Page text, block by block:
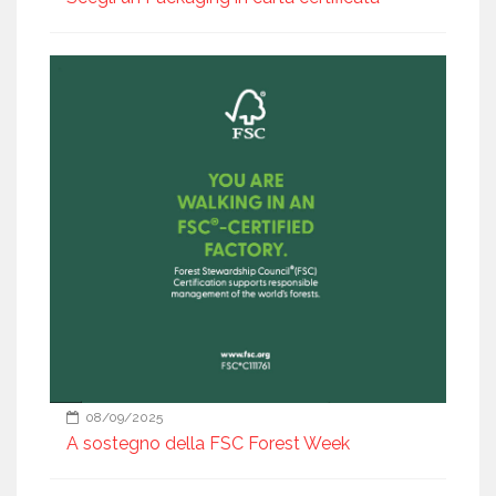
08/09/2025
A sostegno della FSC Forest Week